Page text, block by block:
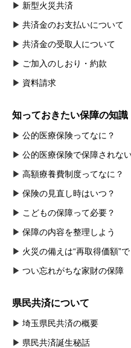
新型火災共済
共済金のお支払いについて
共済金の受取人について
ご加入のしおり・約款
資料請求
知っておきたい保障の知識
公的医療保険ってなに？
公的医療保険で保障されな
高額療養費制度ってなに？
保険の見直し時はいつ？
こどもの保障って必要？
保障の内容を整理しよう
火災の備えは“再取得価額”で
つい忘れがちな家財の保障
県民共済について
埼玉県民共済の概要
県民共済誕生秘話